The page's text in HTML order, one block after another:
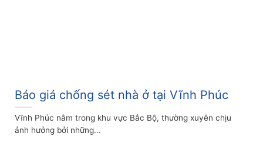
Báo giá chống sét nhà ở tại Vĩnh Phúc
Vĩnh Phúc nằm trong khu vực Bắc Bộ, thường xuyên chịu
ảnh hưởng bởi những...